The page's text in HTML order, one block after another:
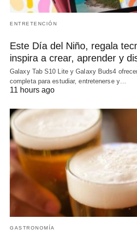
ENTRETENCIÓN
Este Día del Niño, regala
inspira a crear, aprender y
Galaxy Tab S10 Lite y Galaxy Buds4
completa para estudiar, entretenerse y…
11 hours ago
GASTRONOMÍA